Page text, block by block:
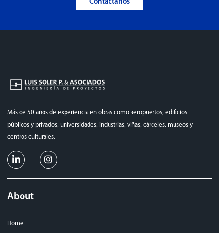
Contáctanos
Más de 50 años de experiencia en obras como aeropuertos, edificios
públicos y privados, universidades, industrias, viñas, cárceles, museos y
centros culturales.
About
Home